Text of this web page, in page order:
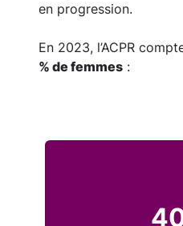
en progression.
En 2023, l’ACPR
% de femmes :